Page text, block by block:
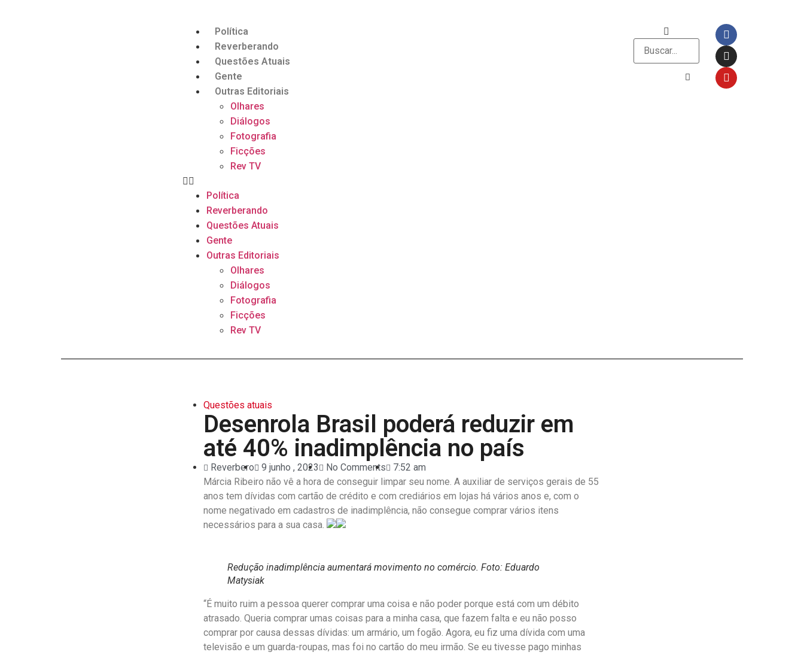
Política
Reverberando
Questões Atuais
Gente
Outras Editoriais
Olhares
Diálogos
Fotografia
Ficções
Rev TV
Política
Reverberando
Questões Atuais
Gente
Outras Editoriais
Olhares
Diálogos
Fotografia
Ficções
Rev TV
Questões atuais
Desenrola Brasil poderá reduzir em
até 40% inadimplência no país
Reverbero 9 junho , 2023 No Comments
7:52 am
Márcia Ribeiro não vê a hora de conseguir limpar seu nome. A auxiliar de serviços gerais de 55
anos tem dívidas com cartão de crédito e com crediários em lojas há vários anos e, com o
nome negativado em cadastros de inadimplência, não consegue comprar vários itens
necessários para a sua casa.
Redução inadimplência aumentará movimento no comércio. Foto: Eduardo
Matysiak
“É muito ruim a pessoa querer comprar uma coisa e não poder porque está com um débito
atrasado. Queria comprar umas coisas para a minha casa, que fazem falta e eu não posso
comprar por causa dessas dívidas: um armário, um fogão. Agora, eu fiz uma dívida com uma
televisão e um guarda-roupas, mas foi no cartão do meu irmão. Se eu tivesse pago minhas